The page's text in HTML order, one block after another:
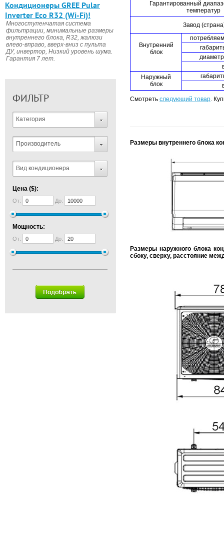
Кондиционеры GREE Pular
Inverter Eco R32 (Wi-Fi)!
Многоступенчатая система
фильтрации, минимальные размеры
внутреннего блока, R32, жалюзи
влево-вправо, вверх-вниз с пульта
ДУ, инвертор, Низкий уровень шума.
Гарантия 7 лет.
ФИЛЬТР
Категория
Производитель
Вид кондиционера
Цена ($):
От: До:
Мощность:
От: До:
Гарантированный
температур
Завод
Внутренний
блок
Наружный
блок
Смотреть следующий товар.
Размеры внутреннего блока
Размеры наружного блока
сбоку, сверху, расстояние